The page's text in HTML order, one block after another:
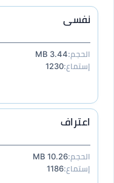
نفسى
الحجم:3.44 MB
إستماع:1230
اعتراف
الحجم:10.26 MB
إستماع:1186